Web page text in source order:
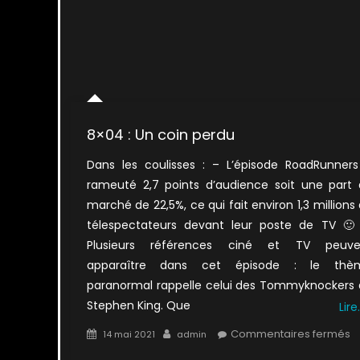
8×04 : Un coin perdu
Dans les coulisses : – L’épisode
rameuté 2,7 points d’audience soit une part
marché de 22,5%, ce qui fait environ 1,3 millions
télespectateurs devant leur poste de TV
Plusieurs références ciné et TV
apparaître dans cet épisode : le
paranormal rappelle celui des Tommyknockers
Stephen King. Que
Posted
14 mai 2021 Author
admin Commentaires ferméssur